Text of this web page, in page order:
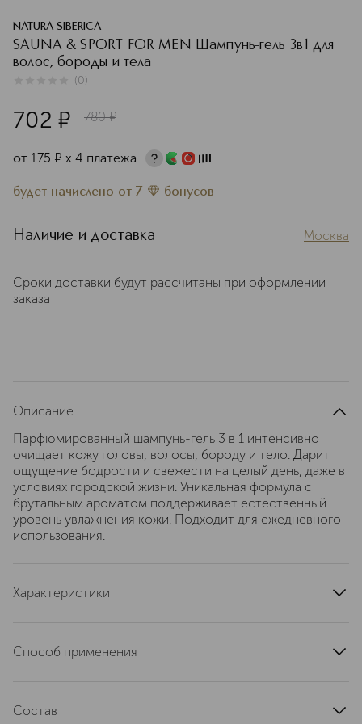
NATURA SIBERICA
SAUNA & SPORT FOR MEN Шампунь-гель 3в1 для
волос, бороды и тела
(0)
702 ¤ 780 ¤
от 175 ¤ х 4 платежа
будет начислено от 7 бонусов
Наличие и доставка Москва
Сроки доставки будут рассчитаны при оформлении
заказа
Описание
Парфюмированный шампунь-гель 3 в 1 интенсивно
очищает кожу головы, волосы, бороду и тело. Дарит
ощущение бодрости и свежести на целый день, даже в
условиях городской жизни. Уникальная формула с
брутальным ароматом поддерживает естественный
уровень увлажнения кожи. Подходит для ежедневного
использования.
Характеристики
Способ применения
теплой водой.
Состав